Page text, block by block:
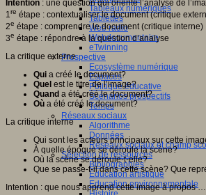
Tableaux numériques
Tablettes
Web radio
Webdocumentaire
eTwinning
Prospective
Ecosystème numérique
Espaces
Politique éducative
Scénarios prospectifs
Temps
Réseaux sociaux
Algorithme
Données
Réseaux sociaux et champ
Sélection de ressources
Bibliographies
Education artistique
Education environnementale
Intention : une question qui oriente l’analyse de
1re étape : contextualiser le document (critique
2e étape : comprendre le document (critique interne)
3e étape : répondre à la question d’analyse
La critique externe
Qui a créé le document?
Quel est le titre de l’image?
Quand a été créé le document?
Où a été créé le document?
La critique interne
Qui sont les acteurs principaux sur cette
À quelle époque se déroule la scène?
Où la scène se déroule-t-elle?
Que se passe-t-il dans cette scène? Que
Intention : que nous apprend cette image à propos